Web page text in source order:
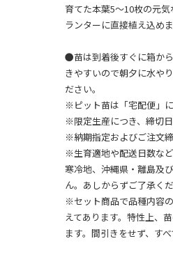
育てた本葉5～10枚の元
ランターに直接植え込めま
●苗は到着後すぐに箱か
きやすいので朝夕に水や
ださい。
※ピット苗は「宅配便」に
※限定生産につき、締切
※納期指定およびご注文
※生育適地や配送日数な
寒冷地、沖縄県・離島及
ん。あしからずご了承くだ
※セット商品で品種内容
えてあります。特性上、
ます。間引きをせず、す